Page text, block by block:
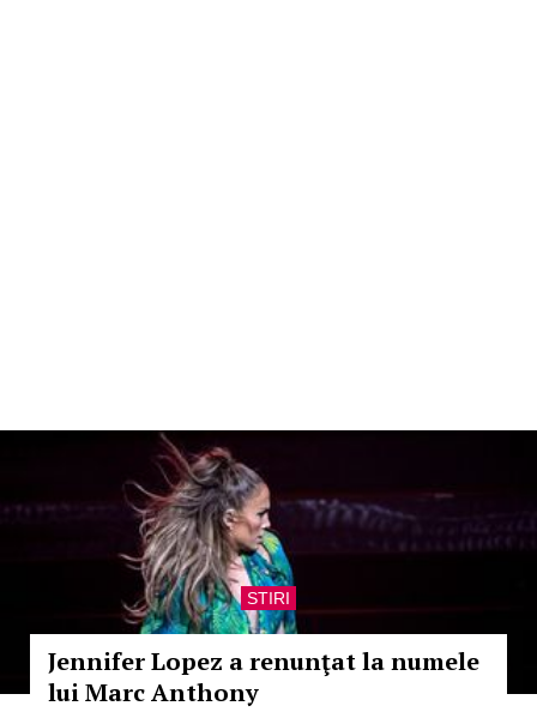
STIRI
Jennifer Lopez a renunţat la numele
lui Marc Anthony